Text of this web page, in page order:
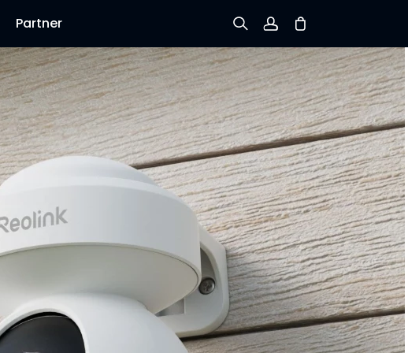
Partner
Registrieren
Einloggen
Bestellung verfolgen